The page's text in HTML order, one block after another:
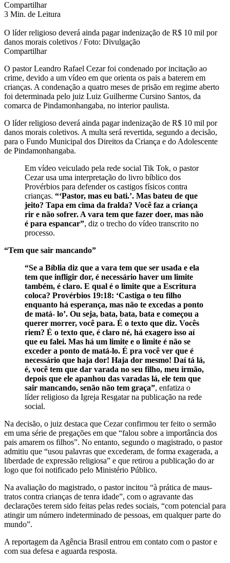
Compartilhar
3 Min. de Leitura
O líder religioso deverá ainda pagar indenização de R$ 10 mil por
danos morais coletivos / Foto: Divulgação
Compartilhar
O pastor Leandro Rafael Cezar foi condenado por incitação ao
crime, devido a um vídeo em que orienta os pais a baterem em
crianças. A condenação a quatro meses de prisão em regime aberto
foi determinada pelo juiz Luiz Guilherme Cursino Santos, da
comarca de Pindamonhangaba, no interior paulista.
O líder religioso deverá ainda pagar indenização de R$ 10 mil por
danos morais coletivos. A multa será revertida, segundo a decisão,
para o Fundo Municipal dos Direitos da Criança e do Adolescente
de Pindamonhangaba.
Em vídeo veiculado pela rede social Tik Tok, o pastor
Cezar usa uma interpretação do livro bíblico dos
Provérbios para defender os castigos físicos contra
crianças. “‘Pastor, mas eu bati.’. Mas bateu de que
jeito? Tapa em cima da fralda? Você faz a criança
rir e não sofrer. A vara tem que fazer doer, mas não
é para espancar”, diz o trecho do vídeo transcrito no
processo.
“Tem que sair mancando”
“Se a Bíblia diz que a vara tem que ser usada e ela
tem que infligir dor, é necessário haver um limite
também, é claro. E qual é o limite que a Escritura
coloca? Provérbios 19:18: ‘Castiga o teu filho
enquanto há esperança, mas não te excedas a ponto
de matá- lo’. Ou seja, bata, bata, bata e começou a
querer morrer, você para. É o texto que diz. Vocês
riem? É o texto que, é claro né, há exagero isso aí
que eu falei. Mas há um limite e o limite é não se
exceder a ponto de matá-lo. É pra você ver que é
necessário que haja dor! Haja dor mesmo! Daí tá lá,
é, você tem que dar varada no seu filho, meu irmão,
depois que ele apanhou das varadas lá, ele tem que
sair mancando, senão não tem graça”, enfatiza o
líder religioso da Igreja Resgatar na publicação na rede
social.
Na decisão, o juiz destaca que Cezar confirmou ter feito o sermão
em uma série de pregações em que “falou sobre a importância dos
pais amarem os filhos”. No entanto, segundo o magistrado, o pastor
admitiu que “usou palavras que excederam, de forma exagerada, a
liberdade de expressão religiosa” e que retirou a publicação do ar
logo que foi notificado pelo Ministério Público.
Na avaliação do magistrado, o pastor incitou “à prática de maus-
tratos contra crianças de tenra idade”, com o agravante das
declarações terem sido feitas pelas redes sociais, “com potencial para
atingir um número indeterminado de pessoas, em qualquer parte do
mundo”.
A reportagem da Agência Brasil entrou em contato com o pastor e
com sua defesa e aguarda resposta.